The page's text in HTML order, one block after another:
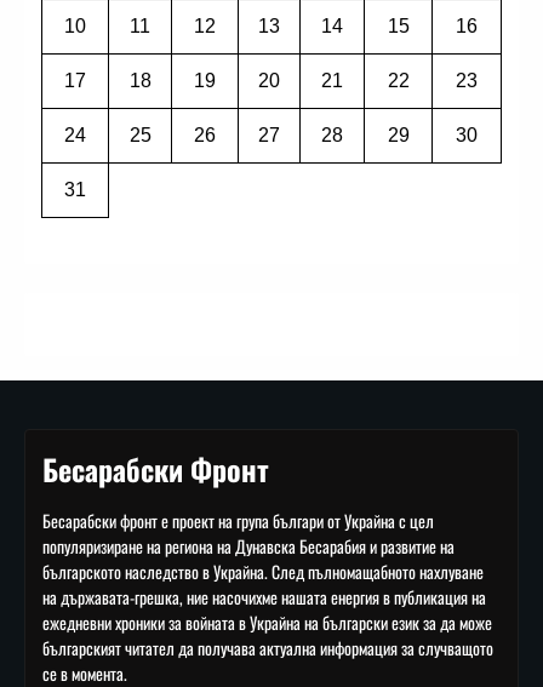
10 11 12 13 14 15 16
17 18 19 20 21 22 23
24 25 26 27 28 29 30
31
Бесарабски Фронт
Бесарабски фронт е проект на група българи от Украйна с цел
популяризиране на региона на Дунавска Бесарабия и развитие на
българското наследство в Украйна. След пълномащабното нахлуване
на държавата-грешка, ние насочихме нашата енергия в публикация на
ежедневни хроники за войната в Украйна на български език за да може
българският читател да получава актуална информация за случващото
се в момента.